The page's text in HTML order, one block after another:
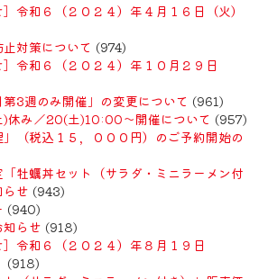
］令和６（２０２４）年４月１６日（火）
対策について (974)
］令和６（２０２４）年１０月２９日
第3週のみ開催」の変更について (961)
)休み／20(土)10:00～開催について (957)
（税込１５，０００円）のご予約開始の
「牡蠣丼セット（サラダ・ミニラーメン付
せ (943)
(940)
知らせ (918)
］令和６（２０２４）年８月１９日
(918)